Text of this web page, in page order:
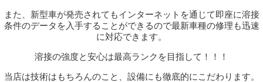
また、新型車が発売されてもインターネットを通じて即座に溶接
条件のデータを入手することができるので最新車種の修理も迅速
に対応できます。
溶接の強度と安心は最高ランクを目指して！！！
当店は技術はもちろんのこと、設備にも徹底的にこだわります。